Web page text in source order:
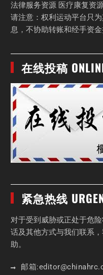
法律服务资源 医疗康复资
请注意：权利运动平台只
息，不协助转账和经手资金
在线投稿
紧急热线
对于受到威胁或正处于危
话及其他方式与我们联系
助。
邮箱:editor@chinahrc